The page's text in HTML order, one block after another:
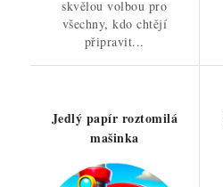
skvělou volbou pro
všechny, kdo chtějí
připravit...
Jedlý papír roztomilá
mašinka